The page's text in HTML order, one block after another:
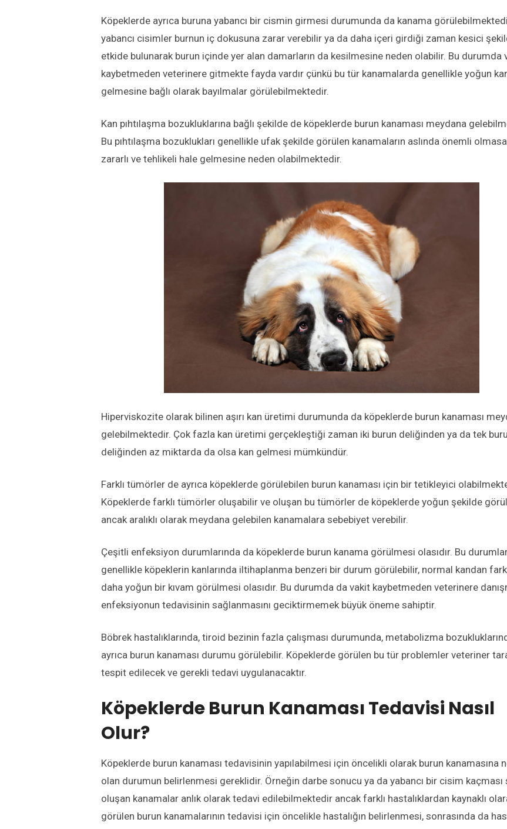
Köpeklerde ayrıca buruna yabancı bir cismin girmesi durumunda da kanama
yabancı cisimler burnun iç dokusuna zarar verebilir ya da daha içeri girdiği zaman kesici
etkide bulunarak burun içinde yer alan damarların da kesilmesine neden olabilir. Bu durumda
kaybetmeden veterinere gitmekte fayda vardır çünkü bu tür kanamalarda genellikle yoğun
gelmesine bağlı olarak bayılmalar görülebilmektedir.
Kan pıhtılaşma bozukluklarına bağlı şekilde de köpeklerde burun kanaması meydana
Bu pıhtılaşma bozuklukları genellikle ufak şekilde görülen kanamaların aslında önemli
zararlı ve tehlikeli hale gelmesine neden olabilmektedir.
Hiperviskozite olarak bilinen aşırı kan üretimi durumunda da köpeklerde burun kanaması
gelebilmektedir. Çok fazla kan üretimi gerçekleştiği zaman iki burun deliğinden ya da tek
deliğinden az miktarda da olsa kan gelmesi mümkündür.
Farklı tümörler de ayrıca köpeklerde görülebilen burun kanaması için bir tetikleyici
Köpeklerde farklı tümörler oluşabilir ve oluşan bu tümörler de köpeklerde yoğun şekilde
ancak aralıklı olarak meydana gelebilen kanamalara sebebiyet verebilir.
Çeşitli enfeksiyon durumlarında da köpeklerde burun kanama görülmesi olasıdır. Bu
genellikle köpeklerin kanlarında iltihaplanma benzeri bir durum görülebilir, normal kandan
daha yoğun bir kıvam görülmesi olasıdır. Bu durumda da vakit kaybetmeden veterinere
enfeksiyonun tedavisinin sağlanmasını geciktirmemek büyük öneme sahiptir.
Böbrek hastalıklarında, tiroid bezinin fazla çalışması durumunda, metabolizma
ayrıca burun kanaması durumu görülebilir. Köpeklerde görülen bu tür problemler veteriner
tespit edilecek ve gerekli tedavi uygulanacaktır.
Köpeklerde Burun Kanaması Tedavisi Nasıl
Olur?
Köpeklerde burun kanaması tedavisinin yapılabilmesi için öncelikli olarak burun kanamasına
olan durumun belirlenmesi gereklidir. Örneğin darbe sonucu ya da yabancı bir cisim kaçması
oluşan kanamalar anlık olarak tedavi edilebilmektedir ancak farklı hastalıklardan kaynaklı
görülen burun kanamalarının tedavisi için öncelikle hastalığın belirlenmesi, sonrasında da